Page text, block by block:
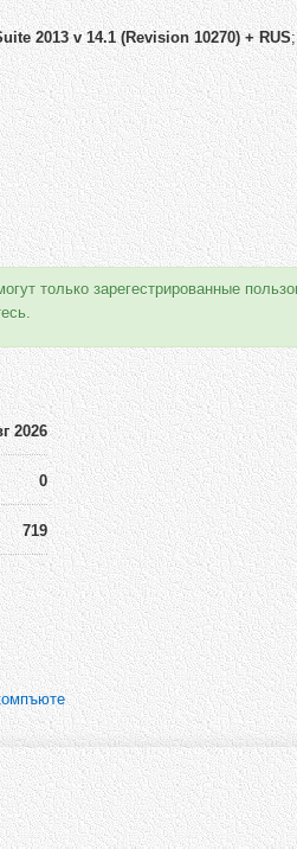
2013 v 14.1 (Revision 10270) + RUS;
только зарегестрированные
2026
0
719